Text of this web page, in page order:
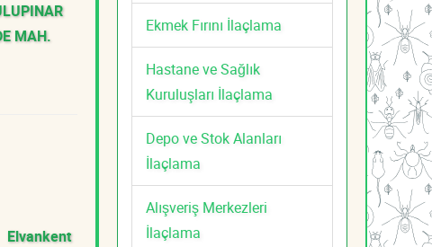
MAH.
Elvankent
Ekmek Fırını İlaçlama
Hastane ve Sağlık
Kuruluşları İlaçlama
Depo ve Stok Alanları
İlaçlama
Alışveriş Merkezleri
İlaçlama